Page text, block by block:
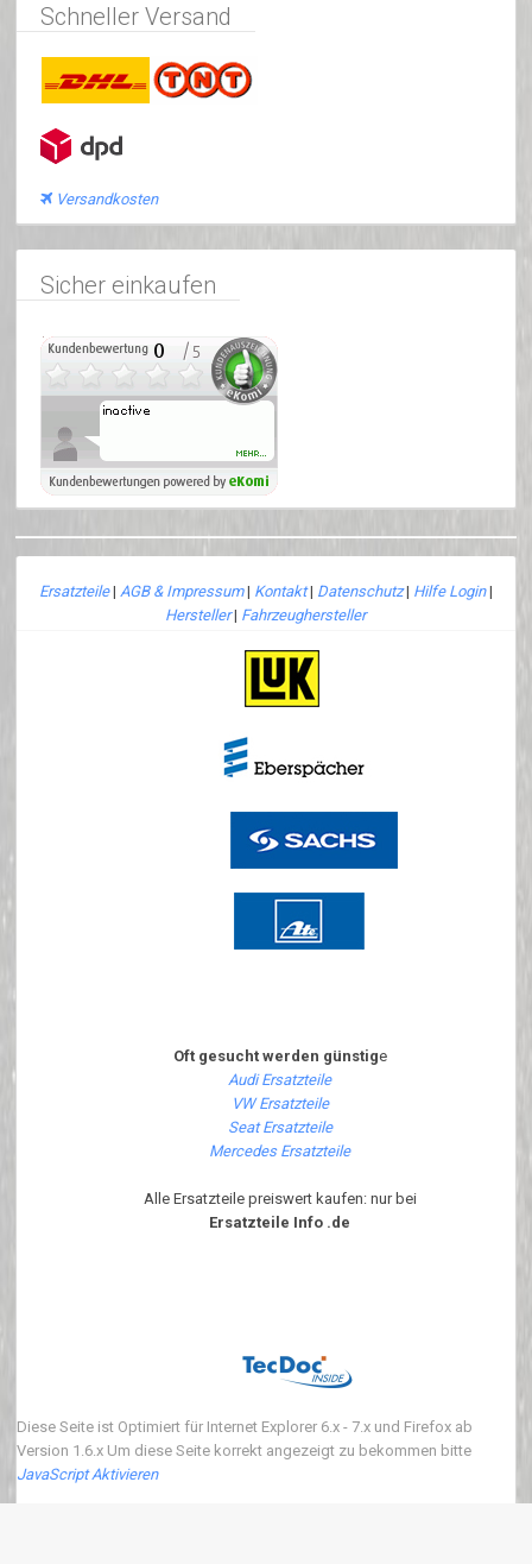
Schneller Versand
Versandkosten
Sicher einkaufen
Ersatzteile| AGB & Impressum| Kontakt| Datenschutz| Hilfe Login|
Hersteller| Fahrzeughersteller
Oft gesucht werden günstige
Audi Ersatzteile
VW Ersatzteile
Seat Ersatzteile
Mercedes Ersatzteile
Alle Ersatzteile preiswert kaufen: nur bei
Ersatzteile Info .de
Diese Seite ist Optimiert für Internet Explorer 6.x - 7.x und Firefox ab
Version 1.6.x Um diese Seite korrekt angezeigt zu bekommen bitte
JavaScript Aktivieren